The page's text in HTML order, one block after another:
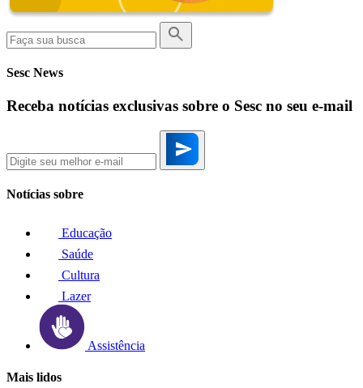
Sesc News
Receba notícias exclusivas sobre o Sesc no seu e-mail
Notícias sobre
Educação
Saúde
Cultura
Lazer
Assistência
Mais lidos